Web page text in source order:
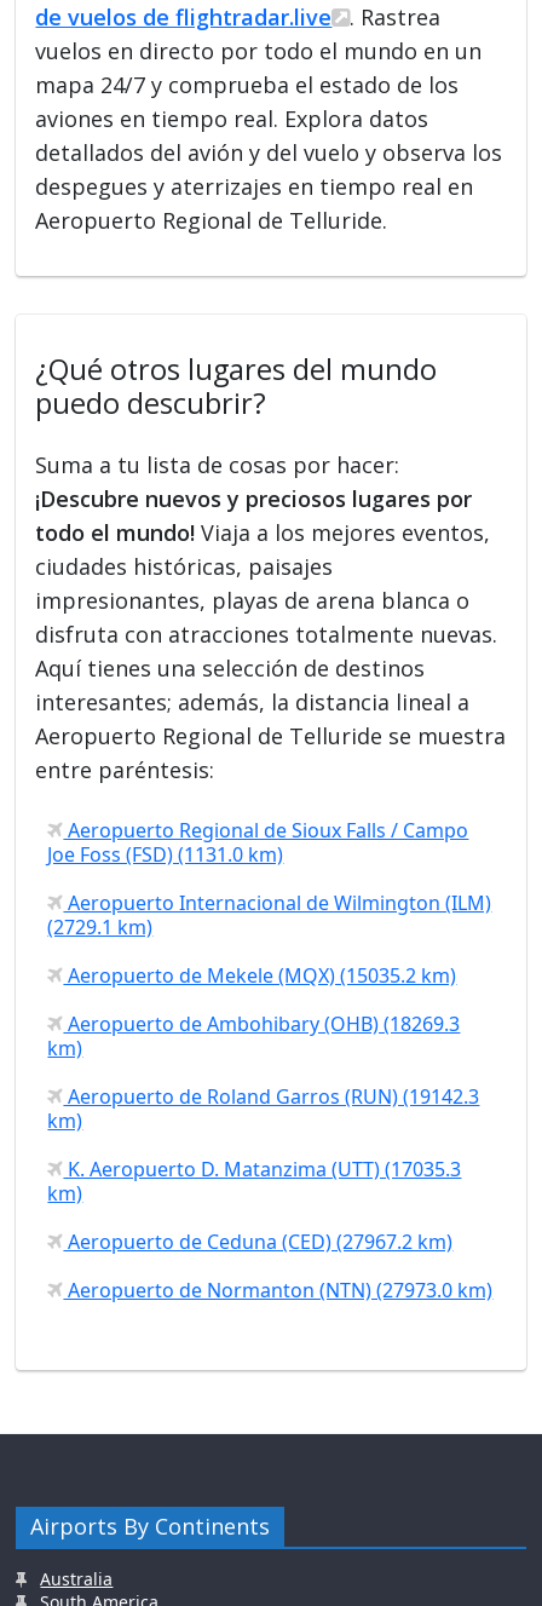
de vuelos de flightradar.live
. Rastrea
vuelos en directo por todo el mundo en un
mapa 24/7 y comprueba el estado de los
aviones en tiempo real. Explora datos
detallados del avión y del vuelo y observa los
despegues y aterrizajes en tiempo real en
Aeropuerto Regional de Telluride.
¿Qué otros lugares del mundo
puedo descubrir?
Suma a tu lista de cosas por hacer:
¡Descubre nuevos y preciosos lugares por
todo el mundo! Viaja a los mejores eventos,
ciudades históricas, paisajes
impresionantes, playas de arena blanca o
disfruta con atracciones totalmente nuevas.
Aquí tienes una selección de destinos
interesantes; además, la distancia lineal a
Aeropuerto Regional de Telluride se muestra
entre paréntesis:
Aeropuerto Regional de Sioux Falls / Campo
Joe Foss (FSD) (1131.0 km)
Aeropuerto Internacional de Wilmington (ILM)
(2729.1 km)
Aeropuerto de Mekele (MQX) (15035.2 km)
Aeropuerto de Ambohibary (OHB) (18269.3
km)
Aeropuerto de Roland Garros (RUN) (19142.3
km)
K. Aeropuerto D. Matanzima (UTT) (17035.3
km)
Aeropuerto de Ceduna (CED) (27967.2 km)
Aeropuerto de Normanton (NTN) (27973.0 km)
Airports By Continents
Australia